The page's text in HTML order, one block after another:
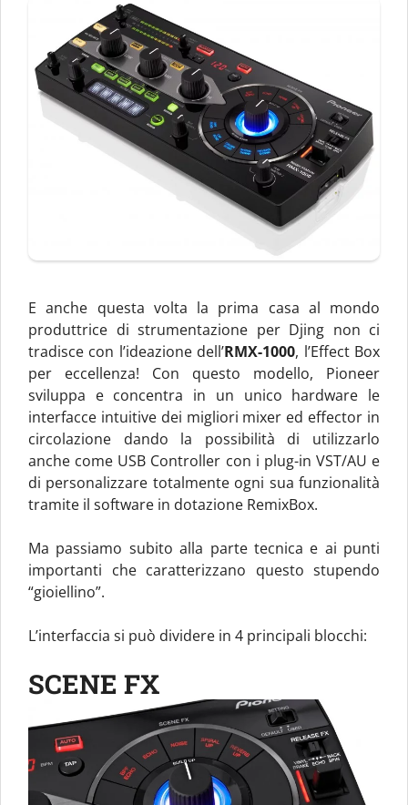
E anche questa volta la prima casa al mondo
produttrice di strumentazione per Djing non ci
tradisce con l’ideazione dell’RMX-1000, l’Effect Box
per eccellenza! Con questo modello, Pioneer
sviluppa e concentra in un unico hardware le
interfacce intuitive dei migliori mixer ed effector in
circolazione dando la possibilità di utilizzarlo
anche come USB Controller con i plug-in VST/AU e
di personalizzare totalmente ogni sua funzionalità
tramite il software in dotazione RemixBox.
Ma passiamo subito alla parte tecnica e ai punti
importanti che caratterizzano questo stupendo
“gioiellino”.
L’interfaccia si può dividere in 4 principali blocchi:
SCENE FX